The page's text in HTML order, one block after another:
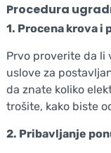
Procedura
1. Procena krova i
Prvo proverite da li
uslove za
da znate koliko
trošite, kako biste
2. Pribavljanje